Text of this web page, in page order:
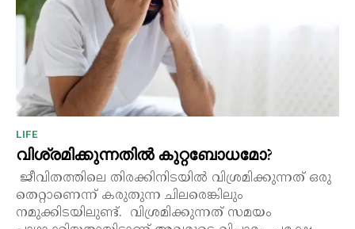
LIFE
വിശ്രമിക്കുന്നതിൽ കുറ്റബോധമോ?
ജീവിതത്തിലെ തിരക്കിനിടയിൽ വിശ്രമിക്കുന്നത് ഒരു
തെറ്റാണെന്ന് കരുതുന്ന ചിലരെങ്കിലും
നമുക്കിടയിലുണ്ട്. വിശ്രമിക്കുന്നത് സമയം